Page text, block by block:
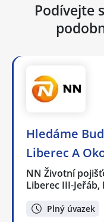
Podívejte
Hledáme
Liberec A
NN Životní
Liberec III-Jeřáb,
Plný úvazek